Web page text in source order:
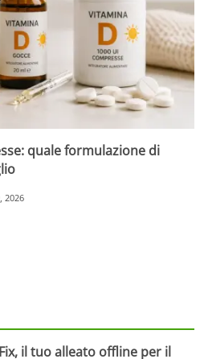
quale formulazione di
2026
il tuo alleato offline per il